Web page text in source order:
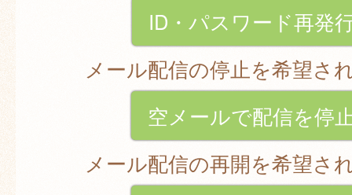
ID・パスワード再発
メール配信の停止を希望さ
空メールで配信を停
メール配信の再開を希望さ